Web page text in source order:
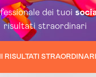
dei tuoi
risultati straordinari
RISULTATI